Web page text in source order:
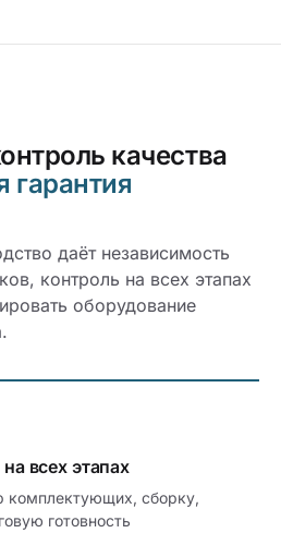
качества
гарантия
даёт независимость
контроль на всех этапах
оборудование
всех этапах
комплектующих, сборку,
готовность